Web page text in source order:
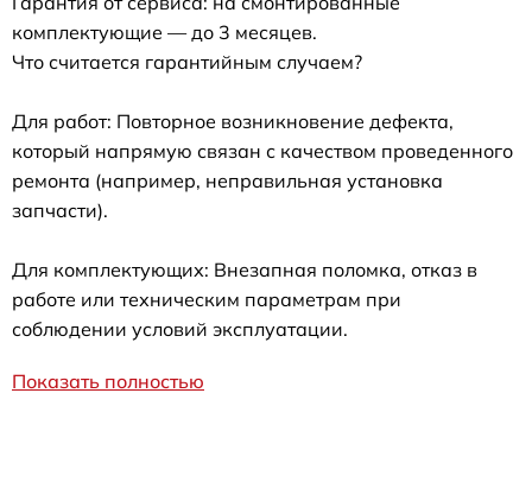
комплектующие — до 3 месяцев.
Что считается гарантийным случаем?
Для работ: Повторное возникновение дефекта,
который напрямую связан с качеством проведенного
ремонта (например, неправильная установка
запчасти).
Для комплектующих: Внезапная поломка, отказ в
работе или техническим параметрам при
соблюдении условий эксплуатации.
Показать полностью